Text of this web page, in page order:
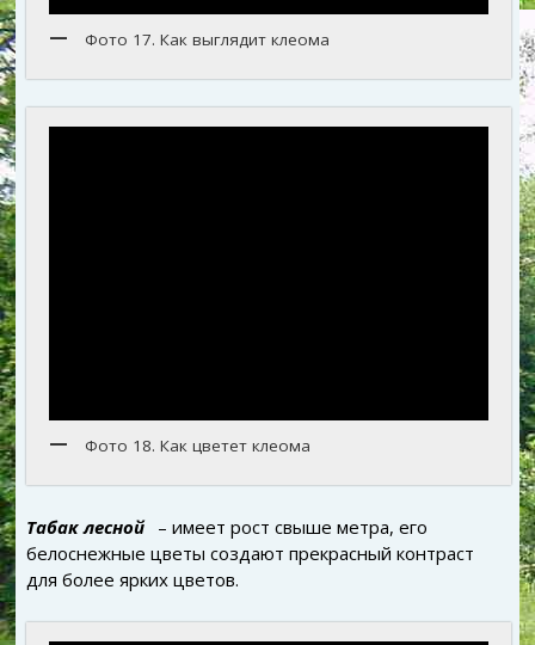
Фото 17. Как выглядит клеома
Фото 18. Как цветет клеома
Табак лесной
– имеет рост свыше метра, его
белоснежные цветы создают прекрасный контраст
для более ярких цветов.